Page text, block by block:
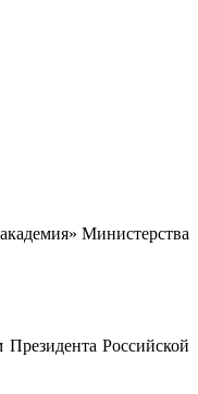
Министерства
Российской